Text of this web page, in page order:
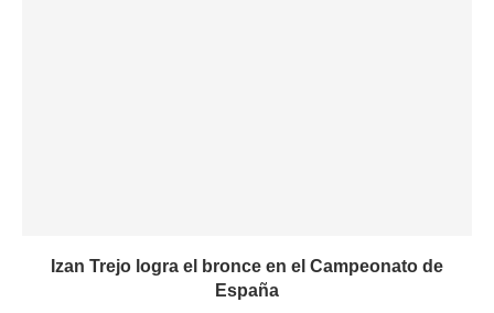
Izan Trejo logra el bronce en el Campeonato de
España